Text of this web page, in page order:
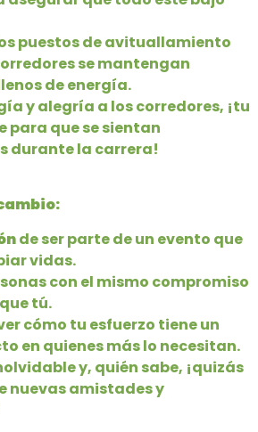
puestos de avituallamiento
se mantengan
de energía.
y alegría a los corredores, ¡tu
para que se sientan
durante la carrera!
de ser parte de un evento que
vidas.
con el mismo compromiso
tú.
cómo tu esfuerzo tiene un
en quienes más lo necesitan.
y, quién sabe, ¡quizás
nuevas amistades y